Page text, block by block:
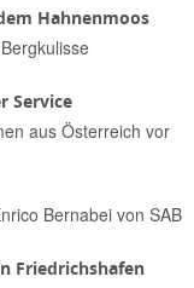
Hahnenmoos
Service
aus Österreich vor
Bernabei von SAB
Friedrichshafen